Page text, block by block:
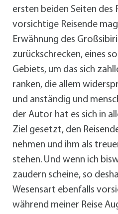
ersten beiden Seiten des
vorsichtige Reisende
Erwähnung des
zurückschrecken, eines
Gebiets, um das sich
ranken, die allem
und anständig und
der Autor hat es sich in
Ziel gesetzt, den
nehmen und ihm als
stehen. Und wenn ich
zaudern scheine, so
Wesensart ebenfalls
während meiner Reise